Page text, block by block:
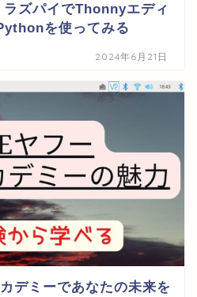
ラズパイでThonnyエディ
を使ってみる
2024年6月21日
デミーであなたの未来を